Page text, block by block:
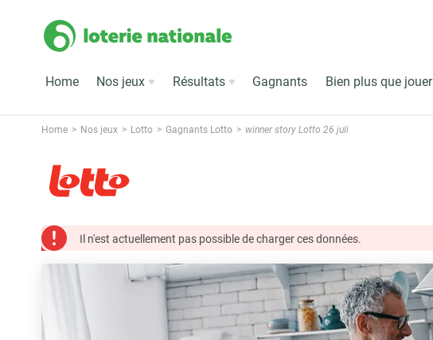
Home Nos jeux Résultats Gagnants Bien plus que jouer
Home Nos jeux Lotto Gagnants Lotto winner story Lotto 26 juli
Il n'est actuellement pas possible de charger ces données.